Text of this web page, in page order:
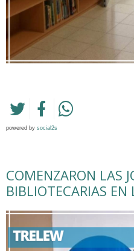
powered by social2s
COMENZARON LAS
BIBLIOTECARIAS EN